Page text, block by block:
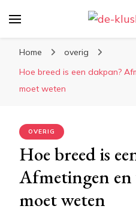
kluswijzer
Home
overig
Hoe breed is een dakpan?
moet weten
OVERIG
Hoe breed is
Afmetingen en
moet weten